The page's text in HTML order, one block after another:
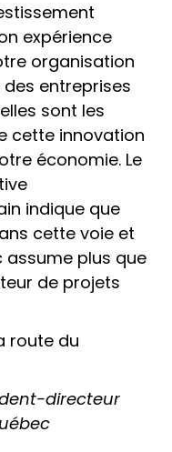
expérience
organisation
entreprises
sont les
cette innovation
économie. Le
indique que
cette voie et
assume plus que
de projets
route du
directeur